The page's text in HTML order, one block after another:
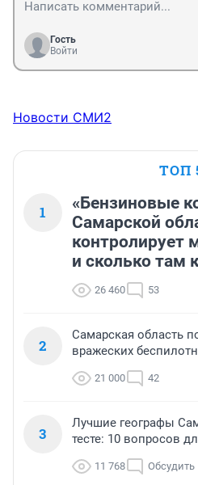
Гость
Войти
Новости СМИ2
ТОП
1
«Бензиновые
Самарской
контролирует
и сколько там
26 460 53
2
Самарская область
вражеских
21 000 42
3
Лучшие географы
тесте: 10 вопросов
11 768 Обсудить